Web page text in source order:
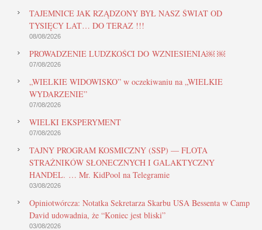
TAJEMNICE JAK RZĄDZONY BYŁ NASZ ŚWIAT OD
TYSIĘCY LAT… DO TERAZ !!!
08/08/2026
PROWADZENIE LUDZKOŚCI DO WZNIESIENIA￼ ￼
07/08/2026
„WIELKIE WIDOWISKO” w oczekiwaniu na „WIELKIE
WYDARZENIE”
07/08/2026
WIELKI EKSPERYMENT
07/08/2026
TAJNY PROGRAM KOSMICZNY (SSP) — FLOTA
STRAŻNIKÓW SŁONECZNYCH I GALAKTYCZNY
HANDEL. … Mr. KidPool na Telegramie
03/08/2026
Opiniotwórcza: Notatka Sekretarza Skarbu USA Bessenta w Camp
David udowadnia, że “Koniec jest bliski”
03/08/2026